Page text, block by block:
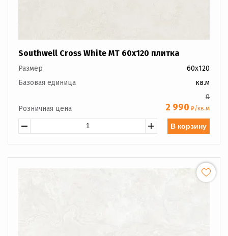
Southwell Cross White MT 60x120 плитка
Размер
60x120
Базовая единица
кв.м
Розничная цена
0
2 990 ₽/кв.м
В корзину